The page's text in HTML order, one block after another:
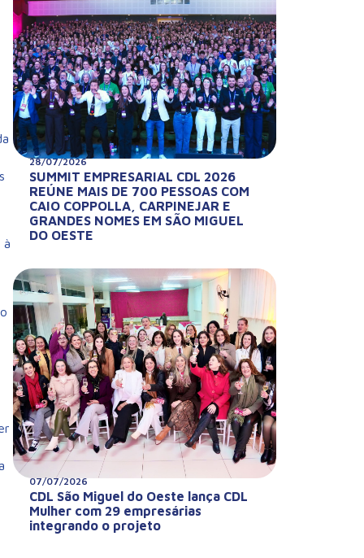
à
28/07/2026
SUMMIT EMPRESARIAL CDL 2026
REÚNE MAIS DE 700 PESSOAS COM
CAIO COPPOLLA, CARPINEJAR E
GRANDES NOMES EM SÃO MIGUEL
DO OESTE
07/07/2026
CDL São Miguel do Oeste lança CDL
Mulher com 29 empresárias
integrando o projeto